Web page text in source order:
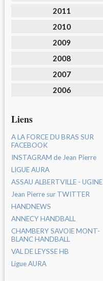
2011
2010
2009
2008
2007
2006
Liens
A LA FORCE DU BRAS SUR
FACEBOOK
INSTAGRAM de Jean Pierre
LIGUE AURA
ASSAU ALBERTVILLE - UGINE
Jean Pierre sur TWITTER
HANDNEWS
ANNECY HANDBALL
CHAMBERY SAVOIE MONT-
BLANC HANDBALL
VAL DE LEYSSE HB
Ligue AURA